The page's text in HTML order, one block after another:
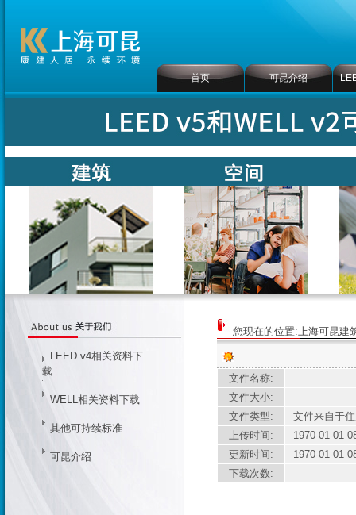
首页 可昆介绍
LEED v4相关资料下
载
WELL相关资料下载
其他可持续标准
可昆介绍
您现在的位置:上海可昆建
文件名称:
文件大小:
文件类型:
文件来自于
上传时间:
1970-01-01
更新时间:
1970-01-01
下载次数: